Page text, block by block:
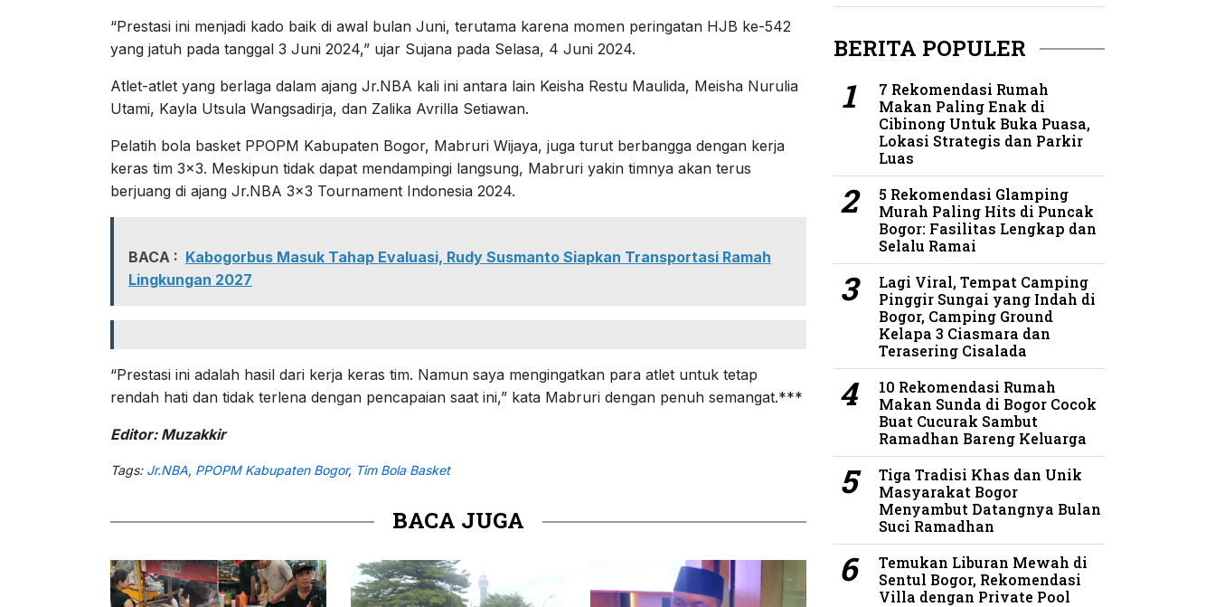
“Prestasi ini menjadi kado baik di awal bulan Juni, terutama karena momen peringatan HJB ke-542
yang jatuh pada tanggal 3 Juni 2024,” ujar Sujana pada Selasa, 4 Juni 2024.
Atlet-atlet yang berlaga dalam ajang Jr.NBA kali ini antara lain Keisha Restu Maulida, Meisha Nurulia
Utami, Kayla Utsula Wangsadirja, dan Zalika Avrilla Setiawan.
Pelatih bola basket PPOPM Kabupaten Bogor, Mabruri Wijaya, juga turut berbangga dengan kerja
keras tim 3×3. Meskipun tidak dapat mendampingi langsung, Mabruri yakin timnya akan terus
berjuang di ajang Jr.NBA 3×3 Tournament Indonesia 2024.
BACA : Kabogorbus Masuk Tahap Evaluasi, Rudy Susmanto Siapkan Transportasi Ramah
Lingkungan 2027
“Prestasi ini adalah hasil dari kerja keras tim. Namun saya mengingatkan para atlet untuk tetap
rendah hati dan tidak terlena dengan pencapaian saat ini,” kata Mabruri dengan penuh semangat.***
Editor: Muzakkir
Tags: Jr.NBA, PPOPM Kabupaten Bogor, Tim Bola Basket
BACA JUGA
BERITA POPULER
7 Rekomendasi Rumah
Makan Paling Enak di
Cibinong Untuk Buka Puasa,
Lokasi Strategis dan Parkir
Luas
5 Rekomendasi Glamping
Murah Paling Hits di Puncak
Bogor: Fasilitas Lengkap dan
Selalu Ramai
Lagi Viral, Tempat Camping
Pinggir Sungai yang Indah di
Bogor, Camping Ground
Kelapa 3 Ciasmara dan
Terasering Cisalada
10 Rekomendasi Rumah
Makan Sunda di Bogor Cocok
Buat Cucurak Sambut
Ramadhan Bareng Keluarga
Tiga Tradisi Khas dan Unik
Masyarakat Bogor
Menyambut Datangnya Bulan
Suci Ramadhan
Temukan Liburan Mewah di
Sentul Bogor, Rekomendasi
Villa dengan Private Pool